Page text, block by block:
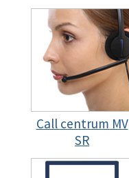
Call centrum MV
SR